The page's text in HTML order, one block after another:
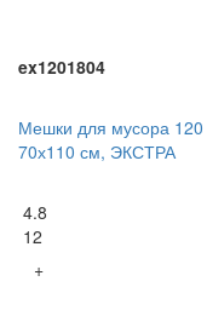
ex1201804
Мешки для мусора
70х110 см, ЭКСТРА
4.8
12
+